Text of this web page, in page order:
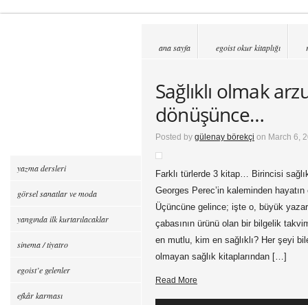
ana sayfa egoist okur kitaplığı
Sağlıklı olmak
dönüşünce…
Posted by gülenay börekçi on March 6,
Farklı türlerde 3 kitap… Birincisi
Georges Perec’in kaleminden
Üçüncüne gelince; işte o, büyük
çabasının ürünü olan bir bilgelik
en mutlu, kim en sağlıklı? Her şeyi
olmayan sağlık kitaplarından […]
Read More
yazma dersleri
görsel sanatlar ve moda
yangında ilk kurtarılacaklar
sinema / tiyatro
egoist’e gelenler
efkâr karması